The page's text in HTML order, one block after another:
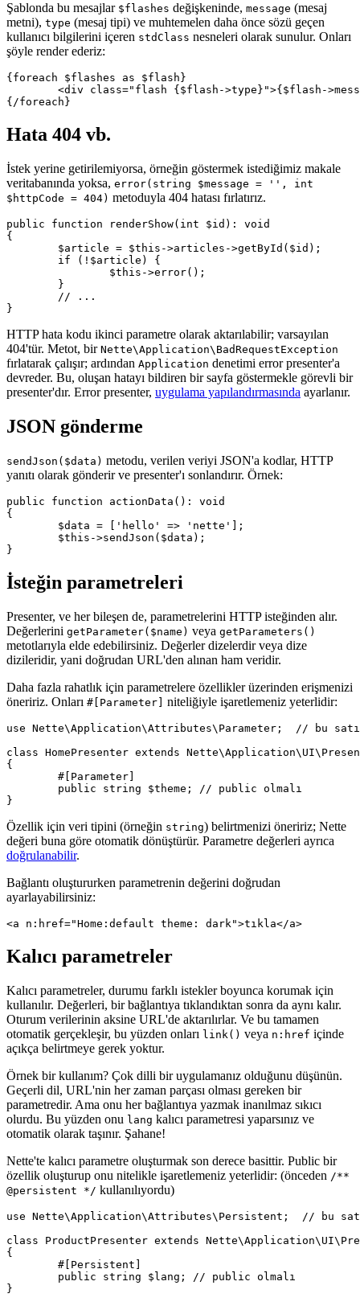
Şablonda bu mesajlar $flashes değişkeninde, message (mesaj
metni), type (mesaj tipi) ve muhtemelen daha önce sözü geçen
kullanıcı bilgilerini içeren stdClass nesneleri olarak sunulur. Onları
şöyle render ederiz:
{foreach $flashes as $flash}
Hata 404 vb.
İstek yerine getirilemiyorsa, örneğin göstermek istediğimiz makale
veritabanında yoksa, error(string $message = '', int
$httpCode = 404) metoduyla 404 hatası fırlatırız.
public function renderShow(int $id): void
{
HTTP hata kodu ikinci parametre olarak aktarılabilir; varsayılan
404'tür. Metot, bir Nette\Application\BadRequestException
fırlatarak çalışır; ardından Application denetimi error presenter'a
devreder. Bu, oluşan hatayı bildiren bir sayfa göstermekle görevli bir
presenter'dır. Error presenter, uygulama yapılandırmasında ayarlanır.
JSON gönderme
sendJson($data) metodu, verilen veriyi JSON'a kodlar, HTTP
yanıtı olarak gönderir ve presenter'ı sonlandırır. Örnek:
public function actionData(): void
{
İsteğin parametreleri
Presenter, ve her bileşen de, parametrelerini HTTP isteğinden alır.
Değerlerini getParameter($name) veya getParameters()
metotlarıyla elde edebilirsiniz. Değerler dizelerdir veya dize
dizileridir, yani doğrudan URL'den alınan ham veridir.
Daha fazla rahatlık için parametrelere özellikler üzerinden erişmenizi
öneririz. Onları #[Parameter] niteliğiyle işaretlemeniz yeterlidir:
use Nette\Application\Attributes\Parameter;  // bu
class HomePresenter extends
{
Özellik için veri tipini (örneğin string) belirtmenizi öneririz; Nette
değeri buna göre otomatik dönüştürür. Parametre değerleri ayrıca
doğrulanabilir.
Bağlantı oluştururken parametrenin değerini doğrudan
ayarlayabilirsiniz:
Kalıcı parametreler
Kalıcı parametreler, durumu farklı istekler boyunca korumak için
kullanılır. Değerleri, bir bağlantıya tıklandıktan sonra da aynı kalır.
Oturum verilerinin aksine URL'de aktarılırlar. Ve bu tamamen
otomatik gerçekleşir, bu yüzden onları link() veya n:href içinde
açıkça belirtmeye gerek yoktur.
Örnek bir kullanım? Çok dilli bir uygulamanız olduğunu düşünün.
Geçerli dil, URL'nin her zaman parçası olması gereken bir
parametredir. Ama onu her bağlantıya yazmak inanılmaz sıkıcı
olurdu. Bu yüzden onu lang kalıcı parametresi yaparsınız ve
otomatik olarak taşınır. Şahane!
Nette'te kalıcı parametre oluşturmak son derece basittir. Public bir
özellik oluşturup onu nitelikle işaretlemeniz yeterlidir: (önceden /**
@persistent */ kullanılıyordu)
use Nette\Application\Attributes\Persistent;  // bu
class ProductPresenter extends
{